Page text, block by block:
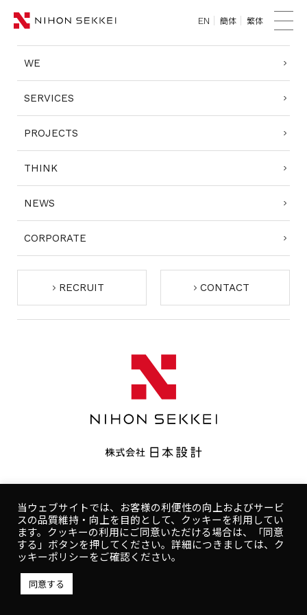
WE
SERVICES
PROJECTS
THINK
NEWS
CORPORATE
EN 簡体 繁体
TOP
WE
SERVICES
PROJECTS
THINK
NEWS
CORPORATE
RECRUIT CONTACT
Copyright © NIHON SEKKEI, INC.
人権ポリシー
健康ポリシー ご利用規約
当ウェブサイトでは、お客様の利便性の向上およびサービ
スの品質維持・向上を目的として、クッキーを利用してい
ます。クッキーの利用にご同意いただける場合は、「同意
する」ボタンを押してください。詳細につきましては、ク
ッキーポリシーをご確認ください。
同意する